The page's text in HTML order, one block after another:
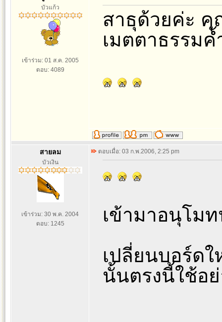
บัวแก้ว
เข้าร่วม: 01 ส.ค. 2005
ตอบ: 4089
สาธุด้วยค่ะ คุ
เมตตาธรรม
สายลม
บัวเงิน
เข้าร่วม: 30 พ.ค. 2004
ตอบ: 1245
ตอบเมื่อ: 03 ก.พ.2006, 2:25 pm
เข้ามาอนุโม
เปลี่ยนบอร์ด
นั้นตรงนี้ใช้อ